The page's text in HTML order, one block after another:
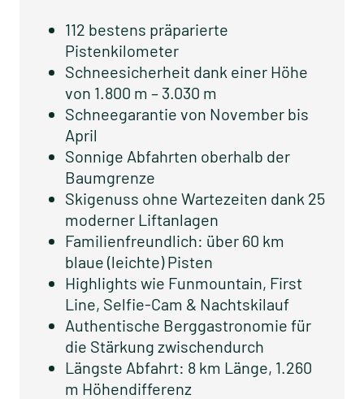
112 bestens präparierte
Pistenkilometer
Schneesicherheit dank einer Höhe
von 1.800 m – 3.030 m
Schneegarantie von November bis
April
Sonnige Abfahrten oberhalb der
Baumgrenze
Skigenuss ohne Wartezeiten dank 25
moderner Liftanlagen
Familienfreundlich: über 60 km
blaue (leichte) Pisten
Highlights wie Funmountain, First
Line, Selfie-Cam & Nachtskilauf
Authentische Berggastronomie für
die Stärkung zwischendurch
Längste Abfahrt: 8 km Länge, 1.260
m Höhendifferenz